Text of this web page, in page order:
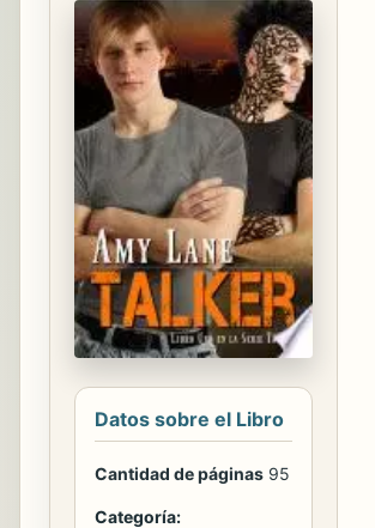
Datos sobre el Libro
Cantidad de páginas 95
Categoría: